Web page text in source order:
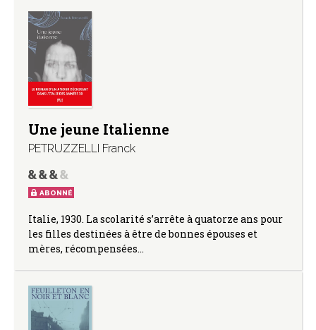
Une jeune Italienne
PETRUZZELLI Franck
ABONNÉ
Italie, 1930. La scolarité s’arrête à quatorze ans pour
les filles destinées à être de bonnes épouses et
mères, récompensées…